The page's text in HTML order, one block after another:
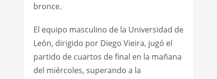
bronce.
El equipo masculino de la Universidad de
León, dirigido por Diego Vieira, jugó el
partido de cuartos de final en la mañana
del miércoles, superando a la